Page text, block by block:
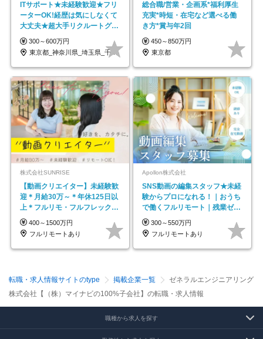
ITサポート★未経験歓迎★フリ
ーターOK!経歴は気にしなくて
大丈夫★超大手リクルートグル
ープの正社員/sg
300～600万円
東京都_神奈川県_埼玉県_千葉県_大阪府…
総合職/営業・企画系*福利厚生
充実*時短・在宅など選べる働
き方*賞与年2回
450～850万円
東京都
株式会社SUNRISE
【動画クリエイター】未経験歓
迎＊月給30万～＊年休125日以
上＊フルリモ・フルフレックス
◆10名の採用が決定◆
400～1500万円
フルリモートあり
Apollon株式会社
SNS動画の編集スタッフ★未経
験からプロになれる！｜おうち
で働くフルリモート｜残業ゼロ
で18時退勤◎
300～550万円
フルリモートあり
転職・求人情報サイトのtype 掲載企業一覧
ゼネラルエンジニアリング
株式会社【（株）マイナビの100%子会社】の転職・求人情報
職種から求人を探す